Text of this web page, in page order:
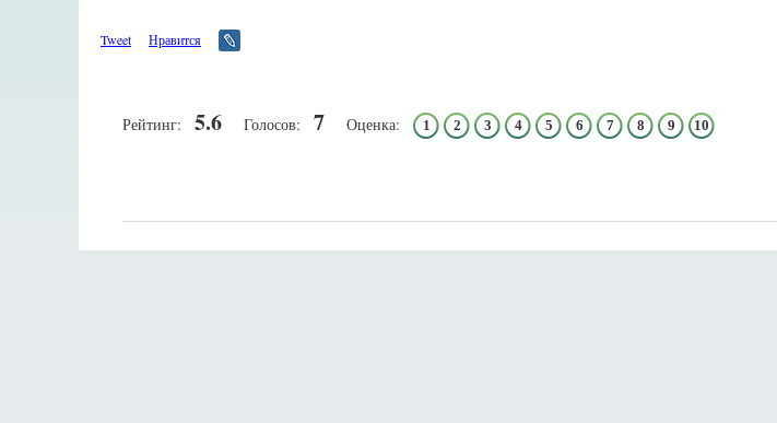
Tweet Нравится
Рейтинг: 5.6 Голосов: 7 Оценка: 1 2 3 4 5 6 7 8 9 10